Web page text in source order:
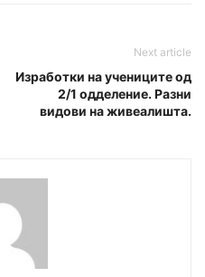
Next article
Изработки на учениците од
2/1 одделение. Разни
видови на живеалишта.